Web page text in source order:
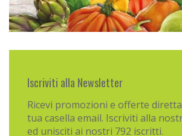
Ricevi promozioni e offerte
tua casella email. Iscriviti alla